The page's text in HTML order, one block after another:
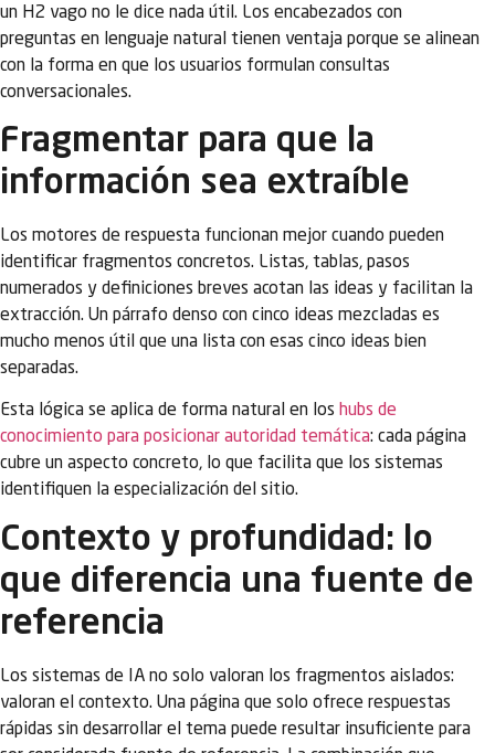
un H2 vago no le dice nada útil. Los encabezados con
preguntas en lenguaje natural tienen ventaja porque se alinean
con la forma en que los usuarios formulan consultas
conversacionales.
Fragmentar para que la
información sea extraíble
Los motores de respuesta funcionan mejor cuando pueden
identificar fragmentos concretos. Listas, tablas, pasos
numerados y definiciones breves acotan las ideas y facilitan la
extracción. Un párrafo denso con cinco ideas mezcladas es
mucho menos útil que una lista con esas cinco ideas bien
separadas.
Esta lógica se aplica de forma natural en los hubs de
conocimiento para posicionar autoridad temática: cada página
cubre un aspecto concreto, lo que facilita que los sistemas
identifiquen la especialización del sitio.
Contexto y profundidad: lo
que diferencia una fuente de
referencia
Los sistemas de IA no solo valoran los fragmentos aislados:
valoran el contexto. Una página que solo ofrece respuestas
rápidas sin desarrollar el tema puede resultar insuficiente para